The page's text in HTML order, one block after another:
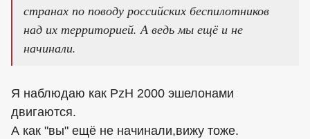
странах по поводу российских беспилотников
над их территорией. А ведь мы ещё и не
начинали.
Я наблюдаю как PzH 2000 эшелонами
двигаются.
А как "вы" ещё не начинали,вижу тоже.